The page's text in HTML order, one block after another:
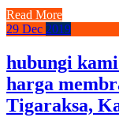
Read More
29 Dec 2019
hubungi kami
harga
Tigaraksa,